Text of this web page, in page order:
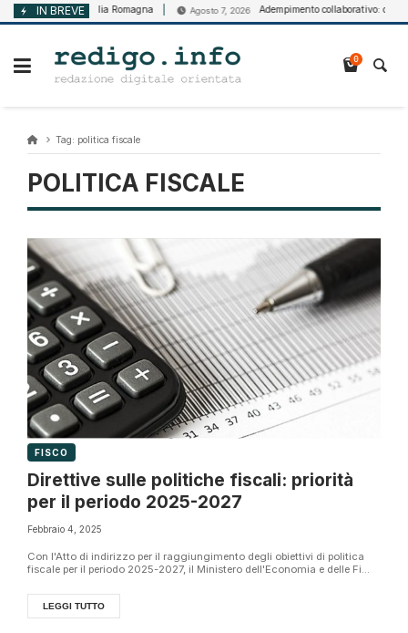
Vai
al
IN BREVE
imprese – Emilia Romagna Agosto 7, 2026 Adempimento collaborativo:
0
Tag: politica fiscale
POLITICA FISCALE
FISCO
Direttive sulle politiche fiscali: priorità
per il periodo 2025-2027
Febbraio 4, 2025
Con l'Atto di indirizzo per il raggiungimento degli obiettivi di politica
fiscale per il periodo 2025-2027, il Ministero dell'Economia e delle Fi...
LEGGI TUTTO